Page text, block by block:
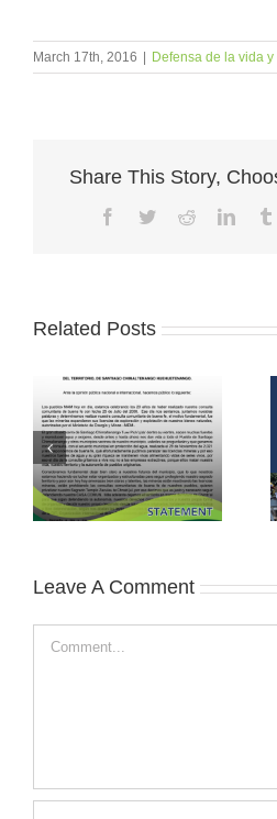
March 17th, 2016 Defensa de la vida
Share This Story,
Facebook
TwitterReddit
Related Posts
Leave A Comment